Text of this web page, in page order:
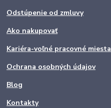
Odstúpenie od zmluvy
Ako nakupovať
Kariéra-voľné pracovné miesta
Ochrana osobných údajov
Blog
Kontakty